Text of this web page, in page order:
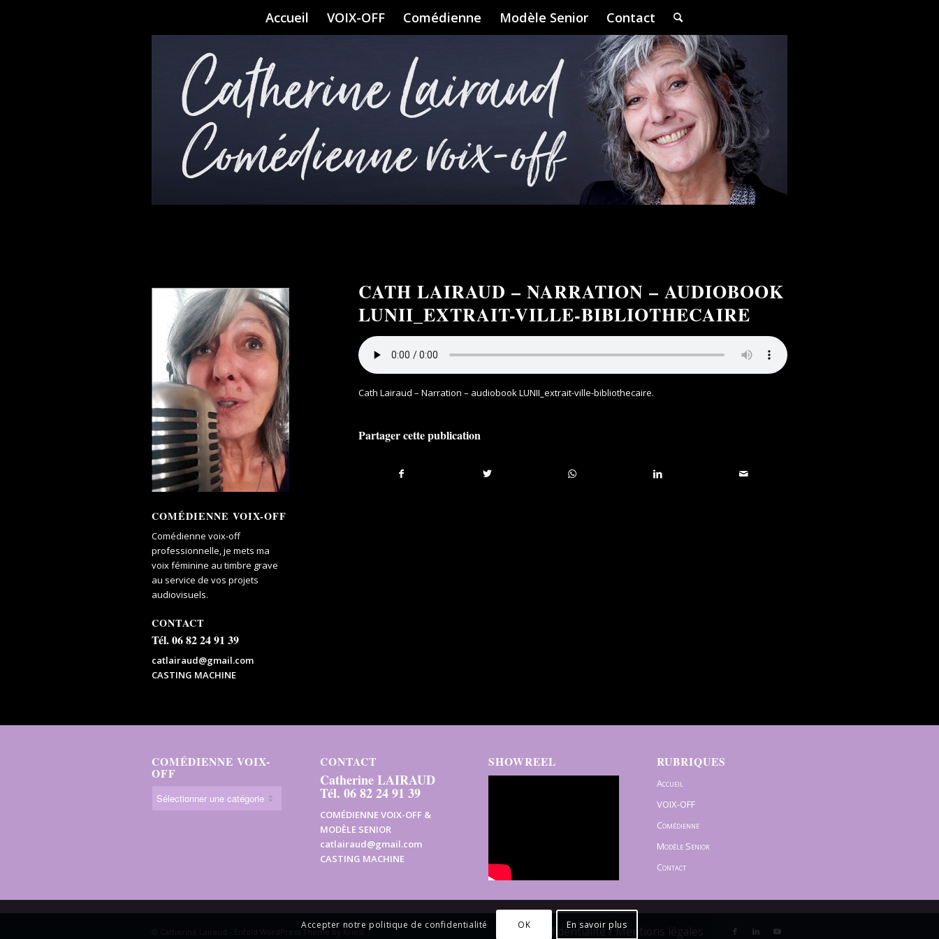
Accueil VOIX-OFF Comédienne Modèle Senior Contact
CATH LAIRAUD – NARRATION – AUDIOBOOK
LUNII_EXTRAIT-VILLE-BIBLIOTHECAIRE
Cath Lairaud – Narration – audiobook LUNII_extrait-ville-bibliothecaire.
Partager cette publication
COMÉDIENNE VOIX-OFF
Comédienne voix-off
professionnelle, je mets ma
voix féminine au timbre grave
au service de vos projets
audiovisuels.
CONTACT
Tél. 06 82 24 91 39
catlairaud@gmail.com
CASTING MACHINE
COMÉDIENNE VOIX-
OFF
CONTACT
Catherine LAIRAUD
Tél. 06 82 24 91 39
COMÉDIENNE VOIX-OFF &
MODÈLE SENIOR
catlairaud@gmail.com
CASTING MACHINE
SHOWREEL RUBRIQUES
Accueil
VOIX-OFF
Comédienne
Modèle Senior
Contact
© Catherine Lairaud - Enfold WordPress Theme by Kriesi Confidentialité / Mentions légales
Accepter notre politique de confidentialité OK En savoir plus